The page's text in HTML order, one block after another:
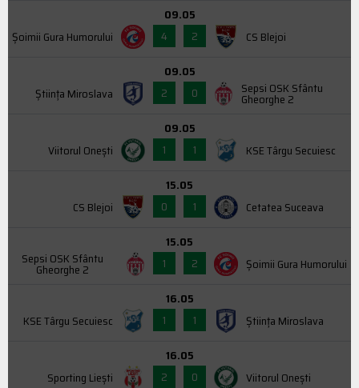
Şoimii Gura Humorului
09.05
4
2 CS Blejoi
Știința Miroslava
09.05
2
0 Sepsi OSK Sfântu
Gheorghe 2
Viitorul Onești
09.05
1
1 KSE Târgu Secuiesc
CS Blejoi
15.05
0
1 Cetatea Suceava
Sepsi OSK Sfântu
Gheorghe 2
15.05
1
2 Şoimii Gura Humorului
KSE Târgu Secuiesc
16.05
1
1 Știința Miroslava
Sporting Liești
16.05
2
0 Viitorul Onești